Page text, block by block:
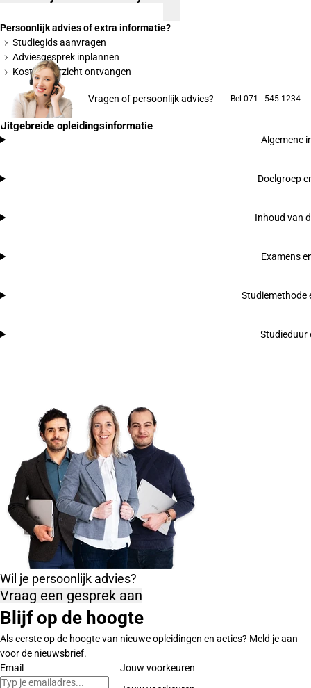
Persoonlijk advies of extra informatie?
Studiegids aanvragen
Adviesgesprek inplannen
Kostenoverzicht ontvangen
Vragen of persoonlijk advies? Bel 071 - 545 1234
Uitgebreide opleidingsinformatie
Algemene
Doelgroep
Inhoud van
Examens
Studiemethode
Studieduur
Wil je persoonlijk advies?
Vraag een gesprek aan
Blijf op de hoogte
Als eerste op de hoogte van nieuwe opleidingen en acties? Meld je aan
voor de nieuwsbrief.
Email
Jouw voorkeuren